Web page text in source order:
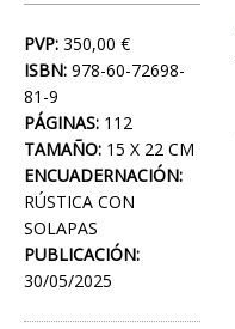
PVP: 350,00 €
ISBN: 978-60-72698-
81-9
PÁGINAS: 112
TAMAÑO: 15 X 22 CM
ENCUADERNACIÓN:
RÚSTICA CON
SOLAPAS
PUBLICACIÓN:
30/05/2025